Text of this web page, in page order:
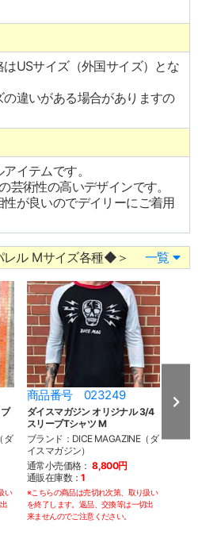
USサイズ（外国サイズ）とな
違いがある場合がありますの
イテムです。
芸術性の高いデザインです。
が良いのでデイリーにご着用
ル Mサイズ各種◆＞ 一覧
ダ
い
商品番号 023249
ダイスマガジン オリジナル 3/4
スリーブTシャツ M
ブランド：DICE MAGAZINE（ダ
イスマガジン）
通常小売価格： 8,800円
通販在庫数：1
※こちらの商品は売切れ次第、取り扱い
を終了します。返品、交換等は一切出
来ませんのでご注意ください。
商
ブラ